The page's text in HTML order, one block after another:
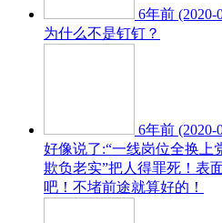
6年前 (2020-
为什么不是钉钉？
6年前 (2020-
好像说了:“一线岗位全换上
欺负老实”把人得罪死！表
吧！不堵前途就算好的！